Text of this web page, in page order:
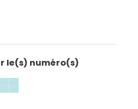
le(s) numéro(s)
▒▒